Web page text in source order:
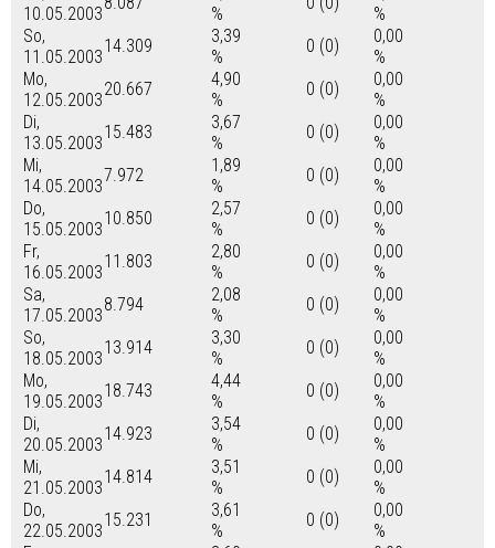
10.05.2003
%
%
So,
11.05.2003
14.309
3,39
%
0 (0)
0,00
%
Mo,
12.05.2003
20.667
4,90
%
0 (0)
0,00
%
Di,
13.05.2003
15.483
3,67
%
0 (0)
0,00
%
Mi,
14.05.2003
7.972
1,89
%
0 (0)
0,00
%
Do,
15.05.2003
10.850
2,57
%
0 (0)
0,00
%
Fr,
16.05.2003
11.803
2,80
%
0 (0)
0,00
%
Sa,
17.05.2003
8.794
2,08
%
0 (0)
0,00
%
So,
18.05.2003
13.914
3,30
%
0 (0)
0,00
%
Mo,
19.05.2003
18.743
4,44
%
0 (0)
0,00
%
Di,
20.05.2003
14.923
3,54
%
0 (0)
0,00
%
Mi,
21.05.2003
14.814
3,51
%
0 (0)
0,00
%
Do,
22.05.2003
15.231
3,61
%
0 (0)
0,00
%